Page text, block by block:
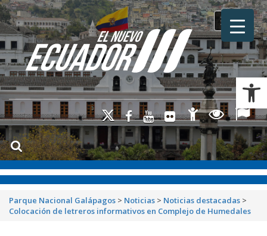
Toggle
Parque Nacional Galápagos > Noticias > Noticias destacadas >
Colocación de letreros informativos en Complejo de Humedales